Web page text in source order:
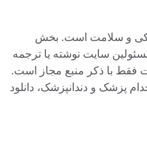
و سلامت است. بخش
سایت نوشته یا ترجمه
فقط با ذکر منبع مجاز است.
پزشک و دندانپزشک، دانلود